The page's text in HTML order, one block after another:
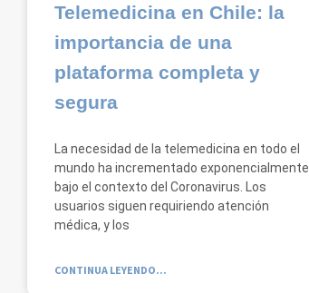
Telemedicina en Chile: la
importancia de una
plataforma completa y
segura
La necesidad de la telemedicina en todo el
mundo ha incrementado exponencialmente
bajo el contexto del Coronavirus. Los
usuarios siguen requiriendo atención
médica, y los
CONTINUA LEYENDO...